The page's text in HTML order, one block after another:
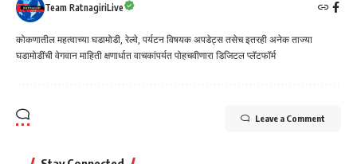
Team RatnagiriLive
कोकणातील महत्वाच्या घडामोडी, रेल्वे, पर्यटन विषयक अपडेट्स तसेच इतरही अनेक ताज्या
घडामोडींची वेगवान माहिती क्षणार्धात वाचकांपर्यत पोहचवीणारा डिजिटल प्लॅटफॉर्म
Leave a Comment